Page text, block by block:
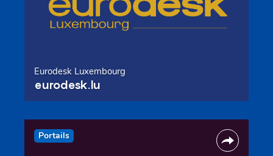
Eurodesk Luxembourg
eurodesk.lu
Portails